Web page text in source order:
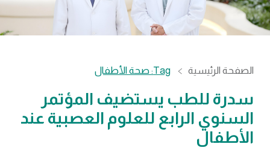
الصفحة الرئيسية Tag: صحة الأطفال
سدرة للطب يستضيف المؤتمر
السنوي الرابع للعلوم العصبية عند
الأطفال